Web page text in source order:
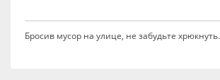
Бросив мусор на улице, не забудьте хрюкнуть.